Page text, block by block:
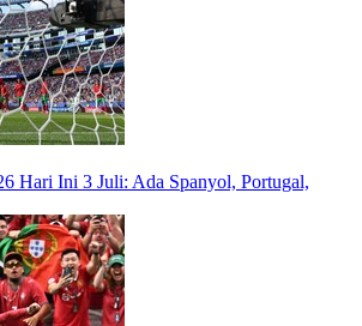
Hari Ini 3 Juli: Ada Spanyol, Portugal,